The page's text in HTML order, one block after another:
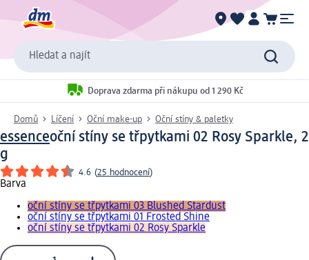
Hledat a najít
Doprava zdarma při nákupu od 1 290 Kč
Domů Líčení Oční make-up Oční stíny & paletky
essenceoční stíny se třpytkami 02 Rosy Sparkle, 2
g
4.6 (25 hodnocení)
Barva
oční stíny se třpytkami 03 Blushed Stardust
oční stíny se třpytkami 01 Frosted Shine
oční stíny se třpytkami 02 Rosy Sparkle